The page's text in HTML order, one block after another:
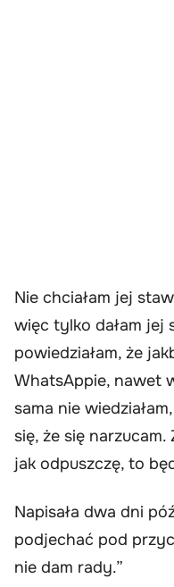
Nie chciałam jej
więc tylko dałam jej
powiedziałam, że
WhatsAppie, nawet
sama nie
się, że się
jak odpuszczę, to
Napisała dwa dni
podjechać pod
nie dam rady.”